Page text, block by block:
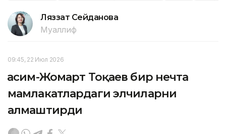
Ляззат Сейданова
Муаллиф
09:45, 22 Июл 2026
Қасим-Жомарт Тоқаев бир нечта
мамлакатлардаги элчиларни
алмаштирди